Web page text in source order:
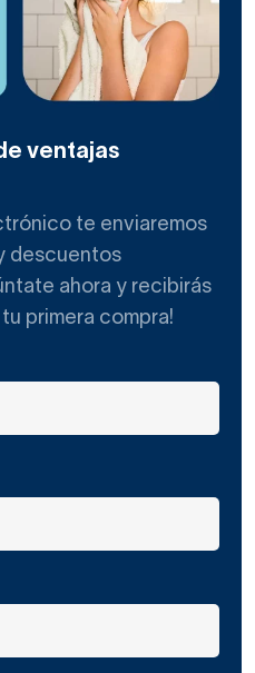
ventajas
te enviaremos
descuentos
ahora y recibirás
primera compra!